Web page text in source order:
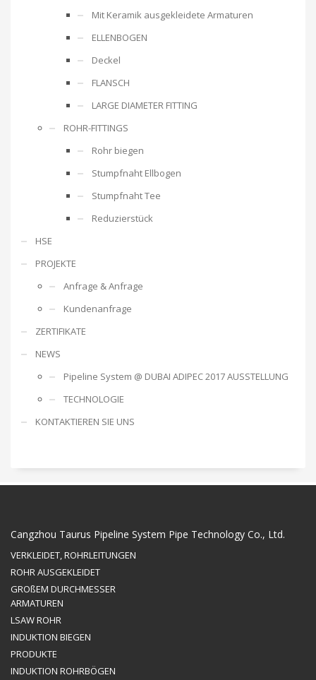
Mit Keramik ausgekleidete Armaturen
ELLENBOGEN
Deckel
FLANSCH
LARGE DIAMETER FITTING
ROHR-FITTINGS
Rohr biegen
Stumpfnaht Ellbogen
Stumpfnaht Tee
Reduzierstück
HSE
PROJEKTE
Anfrage & Anfrage
Kundenanfrage
ZERTIFIKATE
NEWS
Pipeline System @ DUBAI ADIPEC 2017 AUSSTELLUNG
TECHNOLOGIE
KONTAKTIEREN SIE UNS
Cangzhou Taurus Pipeline System Pipe Technology Co., Ltd.
VERKLEIDET, ROHRLEITUNGEN
ROHR AUSGEKLEIDET
GROßEM DURCHMESSER
ARMATUREN
LSAW ROHR
INDUKTION BIEGEN
PRODUKTE
INDUKTION ROHRBÖGEN